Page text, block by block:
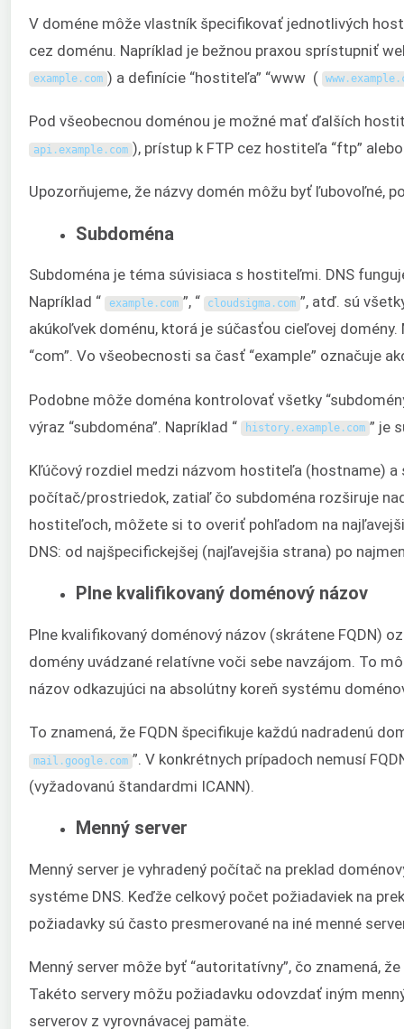
V doméne môže vlastník špecifikovať jednotlivých
cez doménu. Napríklad je bežnou praxou sprístupniť
example. com ) a definície “hostiteľa” “www ( www .example .
Pod všeobecnou doménou je možné mať ďalších
api.example. com ), prístup k FTP cez hostiteľa “ftp”
Upozorňujeme, že názvy domén môžu byť ľubovoľné,
Subdoména
Subdoména je téma súvisiaca s hostiteľmi. DNS
Napríklad “
example. com ”, “ cloudsigma . com ”, atď. sú
akúkoľvek doménu, ktorá je súčasťou cieľovej
“com”. Vo všeobecnosti sa časť “example” označuje
Podobne môže doména kontrolovať všetky
výraz “subdoména”. Napríklad “
history.example. com ” je
Kľúčový rozdiel medzi názvom hostiteľa (hostname)
počítač/prostriedok, zatiaľ čo subdoména rozširuje
hostiteľoch, môžete si to overiť pohľadom na
DNS: od najšpecifickejšej (najľavejšia strana) po
Plne kvalifikovaný doménový názov
Plne kvalifikovaný doménový názov (skrátene FQDN)
domény uvádzané relatívne voči sebe navzájom. To
názov odkazujúci na absolútny koreň systému
To znamená, že FQDN špecifikuje každú nadradenú
mail .google. com ”. V konkrétnych prípadoch nemusí
(vyžadovanú štandardmi ICANN).
Menný server
Menný server je vyhradený počítač na preklad
systéme DNS. Keďže celkový počet požiadaviek na
požiadavky sú často presmerované na iné menné
Menný server môže byť “autoritatívny”, čo znamená,
Takéto servery môžu požiadavku odovzdať iným
serverov z vyrovnávacej pamäte.